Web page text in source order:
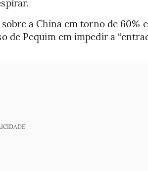
a China em torno de 60%
de Pequim em impedir a